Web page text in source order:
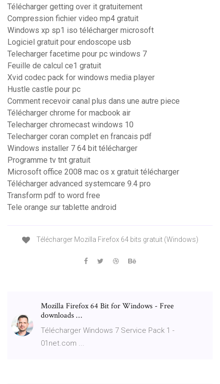
Télécharger getting over it gratuitement
Compression fichier video mp4 gratuit
Windows xp sp1 iso télécharger microsoft
Logiciel gratuit pour endoscope usb
Telecharger facetime pour pc windows 7
Feuille de calcul ce1 gratuit
Xvid codec pack for windows media player
Hustle castle pour pc
Comment recevoir canal plus dans une autre piece
Télécharger chrome for macbook air
Telecharger chromecast windows 10
Telecharger coran complet en francais pdf
Windows installer 7 64 bit télécharger
Programme tv tnt gratuit
Microsoft office 2008 mac os x gratuit télécharger
Télécharger advanced systemcare 9.4 pro
Transform pdf to word free
Tele orange sur tablette android
Télécharger Mozilla Firefox 64 bits gratuit (Windows)
Mozilla Firefox 64 Bit for Windows - Free
downloads …
Télécharger Windows 7 Service Pack 1 -
01net.com ...